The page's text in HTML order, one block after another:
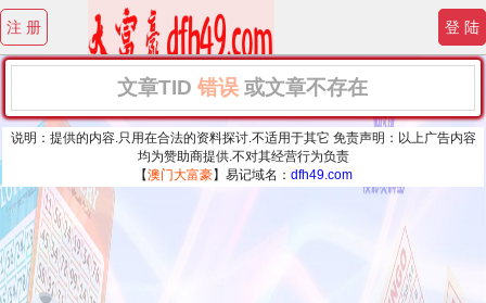
注 册 登 陆
文章TID错误或文章不存在
说明：提供的内容.只用在合法的资料探讨.不适用于其它 免责声明：以上广告内容
均为赞助商提供.不对其经营行为负责
【澳门大富豪】易记域名： dfh49.com